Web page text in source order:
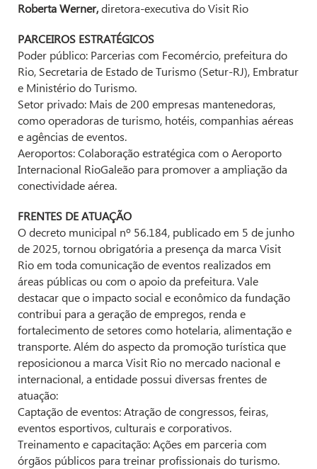
Roberta Werner,diretora-executiva do Visit Rio
PARCEIROS ESTRATÉGICOS
Poder público: Parcerias com Fecomércio, prefeitura do
Rio, Secretaria de Estado de Turismo (Setur-RJ), Embratur
e Ministério do Turismo.
Setor privado: Mais de 200 empresas mantenedoras,
como operadoras de turismo, hotéis, companhias aéreas
e agências de eventos.
Aeroportos: Colaboração estratégica com o Aeroporto
Internacional RioGaleão para promover a ampliação da
conectividade aérea.
FRENTES DE ATUAÇÃO
O decreto municipal nº 56.184, publicado em 5 de junho
de 2025, tornou obrigatória a presença da marca Visit
Rio em toda comunicação de eventos realizados em
áreas públicas ou com o apoio da prefeitura. Vale
destacar que o impacto social e econômico da fundação
contribui para a geração de empregos, renda e
fortalecimento de setores como hotelaria, alimentação e
transporte. Além do aspecto da promoção turística que
reposicionou a marca Visit Rio no mercado nacional e
internacional, a entidade possui diversas frentes de
atuação:
Captação de eventos: Atração de congressos, feiras,
eventos esportivos, culturais e corporativos.
Treinamento e capacitação: Ações em parceria com
órgãos públicos para treinar profissionais do turismo.